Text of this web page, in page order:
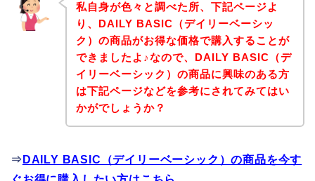
私自身が色々と調べた所、下記ページよ
り、DAILY BASIC（デイリーベーシッ
ク）の商品がお得な価格で購入することが
できましたよ♪なので、DAILY BASIC（デ
イリーベーシック）の商品に興味のある方
は下記ページなどを参考にされてみてはい
かがでしょうか？
⇒ DAILY BASIC（デイリーベーシック）の商品を今す